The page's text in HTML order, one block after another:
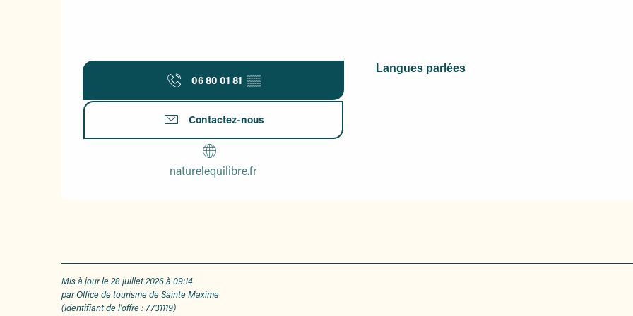
06 80 01 81 ▒▒
Contactez-nous
naturelequilibre.fr
Langues parlées
Langues parlées
Mis à jour le 28 juillet 2026 à 09:14
par Office de tourisme de Sainte Maxime
(Identifiant de l'offre : 7731119)